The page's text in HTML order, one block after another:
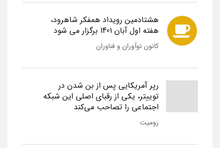
هشتادمین رویداد همفکر شاهرود،
هفته اول آبان 1401 برگزار می شود
کانون نوآوران و فناوران
رپر آمریکایی پس از بن شدن در
توییتر، یکی از رقبای اصلی این شبکه
اجتماعی را تصاحب می‌کند
زومیت